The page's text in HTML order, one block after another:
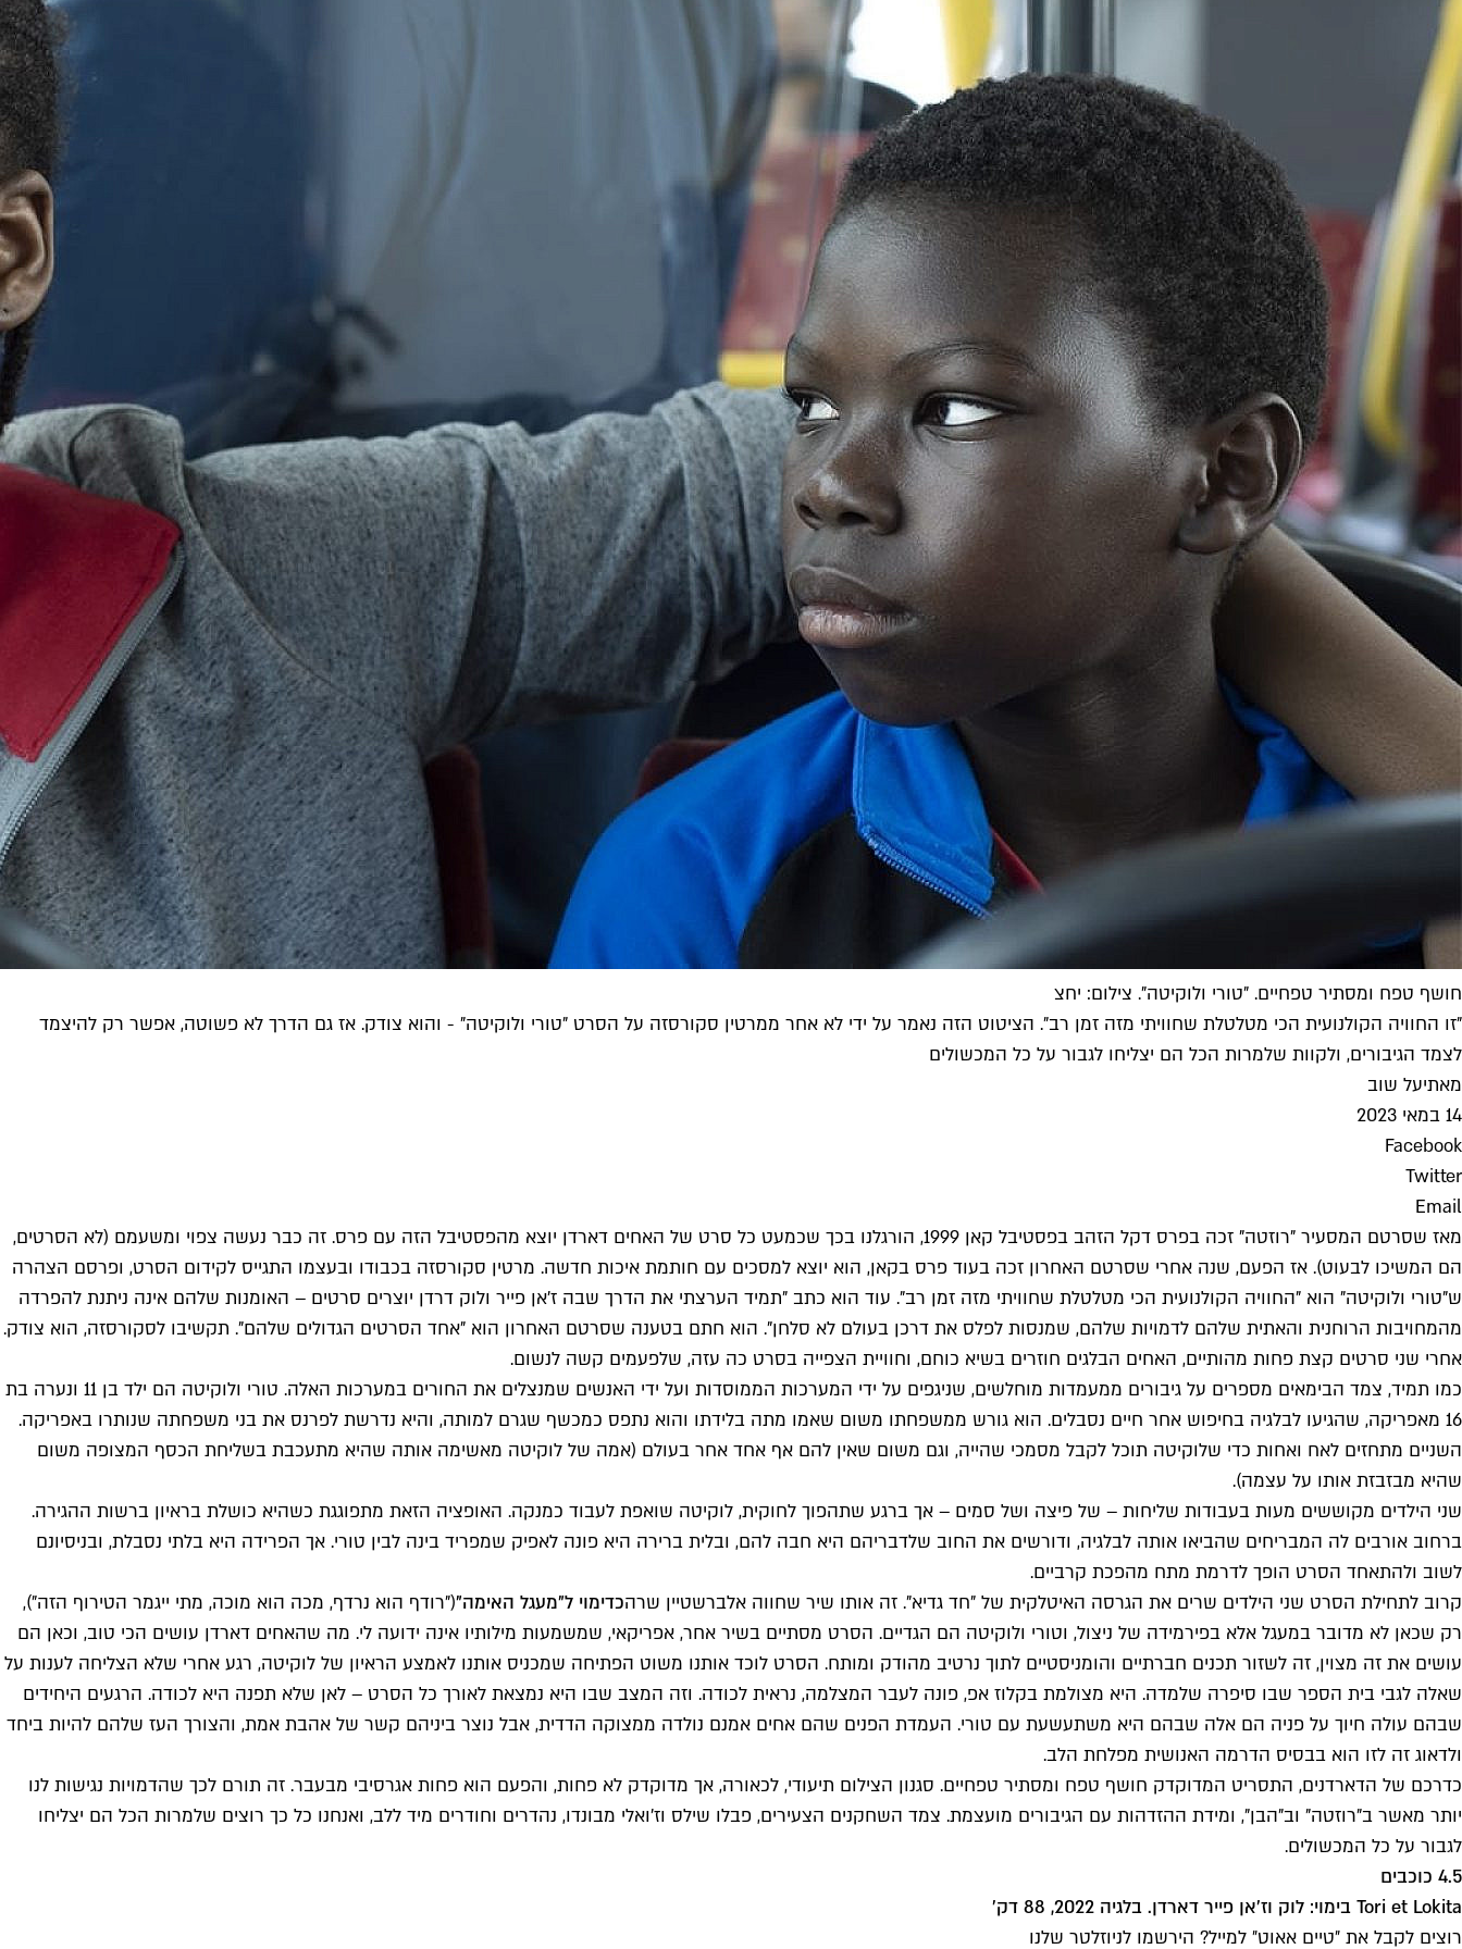
חושף טפח ומסתיר טפחיים. "טורי ולוקיטה". צילום: יחצ
"זו החוויה הקולנועית הכי מטלטלת שחוויתי מזה זמן רב". הציטוט הזה נאמר על ידי לא אחר ממרטין סקורסזה על הסרט "טורי ולוקיטה" - והוא צודק. אז גם הדרך לא פשוטה, אפשר רק להיצמד
לצמד הגיבורים, ולקוות שלמרות הכל הם יצליחו לגבור על כל המכשולים
מאתיעל שוב
14 במאי 2023
Facebook
Twitter
Email
מאז שסרטם המסעיר "רוזטה" זכה בפרס דקל הזהב בפסטיבל קאן 1999, הורגלנו בכך שכמעט כל סרט של האחים דארדן יוצא מהפסטיבל הזה עם פרס. זה כבר נעשה צפוי ומשעמם (לא הסרטים,
הם המשיכו לבעוט). אז הפעם, שנה אחרי שסרטם האחרון זכה בעוד פרס בקאן, הוא יוצא למסכים עם חותמת איכות חדשה. מרטין סקורסזה בכבודו ובעצמו התגייס לקידום הסרט, ופרסם הצהרה
ש"טורי ולוקיטה" הוא "החוויה הקולנועית הכי מטלטלת שחוויתי מזה זמן רב". עוד הוא כתב "תמיד הערצתי את הדרך שבה ז'אן פייר ולוק דרדן יוצרים סרטים – האומנות שלהם אינה ניתנת להפרדה
מהמחויבות הרוחנית והאתית שלהם לדמויות שלהם, שמנסות לפלס את דרכן בעולם לא סלחן". הוא חתם בטענה שסרטם האחרון הוא "אחד הסרטים הגדולים שלהם". תקשיבו לסקורסזה, הוא צודק.
אחרי שני סרטים קצת פחות מהותיים, האחים הבלגים חוזרים בשיא כוחם, וחוויית הצפייה בסרט כה עזה, שלפעמים קשה לנשום.
כמו תמיד, צמד הבימאים מספרים על גיבורים ממעמדות מוחלשים, שניגפים על ידי המערכות הממוסדות ועל ידי האנשים שמנצלים את החורים במערכות האלה. טורי ולוקיטה הם ילד בן 11 ונערה בת
16 מאפריקה, שהגיעו לבלגיה בחיפוש אחר חיים נסבלים. הוא גורש ממשפחתו משום שאמו מתה בלידתו והוא נתפס כמכשף שגרם למותה, והיא נדרשת לפרנס את בני משפחתה שנותרו באפריקה.
השניים מתחזים לאח ואחות כדי שלוקיטה תוכל לקבל מסמכי שהייה, וגם משום שאין להם אף אחד אחר בעולם (אמה של לוקיטה מאשימה אותה שהיא מתעכבת בשליחת הכסף המצופה משום
שהיא מבזבזת אותו על עצמה).
שני הילדים מקוששים מעות בעבודות שליחות – של פיצה ושל סמים – אך ברגע שתהפוך לחוקית, לוקיטה שואפת לעבוד כמנקה. האופציה הזאת מתפוגגת כשהיא כושלת בראיון ברשות ההגירה.
ברחוב אורבים לה המבריחים שהביאו אותה לבלגיה, ודורשים את החוב שלדבריהם היא חבה להם, ובלית ברירה היא פונה לאפיק שמפריד בינה לבין טורי. אך הפרידה היא בלתי נסבלת, ובניסיונם
לשוב ולהתאחד הסרט הופך לדרמת מתח מהפכת קרביים.
קרוב לתחילת הסרט שני הילדים שרים את הגרסה האיטלקית של "חד גדיא". זה אותו שיר שחווה אלברשטיין שרהכדימוי ל"מעגל האימה"("רודף הוא נרדף, מכה הוא מוכה, מתי ייגמר הטירוף הזה"),
רק שכאן לא מדובר במעגל אלא בפירמידה של ניצול, וטורי ולוקיטה הם הגדיים. הסרט מסתיים בשיר אחר, אפריקאי, שמשמעות מילותיו אינה ידועה לי. מה שהאחים דארדן עושים הכי טוב, וכאן הם
עושים את זה מצוין, זה לשזור תכנים חברתיים והומניסטיים לתוך נרטיב מהודק ומותח. הסרט לוכד אותנו משוט הפתיחה שמכניס אותנו לאמצע הראיון של לוקיטה, רגע אחרי שלא הצליחה לענות על
שאלה לגבי בית הספר שבו סיפרה שלמדה. היא מצולמת בקלוז אפ, פונה לעבר המצלמה, נראית לכודה. וזה המצב שבו היא נמצאת לאורך כל הסרט – לאן שלא תפנה היא לכודה. הרגעים היחידים
שבהם עולה חיוך על פניה הם אלה שבהם היא משתעשעת עם טורי. העמדת הפנים שהם אחים אמנם נולדה ממצוקה הדדית, אבל נוצר ביניהם קשר של אהבת אמת, והצורך העז שלהם להיות ביחד
ולדאוג זה לזו הוא בבסיס הדרמה האנושית מפלחת הלב.
כדרכם של הדארדנים, התסריט המדוקדק חושף טפח ומסתיר טפחיים. סגנון הצילום תיעודי, לכאורה, אך מדוקדק לא פחות, והפעם הוא פחות אגרסיבי מבעבר. זה תורם לכך שהדמויות נגישות לנו
יותר מאשר ב"רוזטה" וב"הבן", ומידת ההזדהות עם הגיבורים מועצמת. צמד השחקנים הצעירים, פבלו שילס וז'ואלי מבונדו, נהדרים וחודרים מיד ללב, ואנחנו כל כך רוצים שלמרות הכל הם יצליחו
לגבור על כל המכשולים.
4.5 כוכבים
Tori et Lokita בימוי: לוק וז'אן פייר דארדן. בלגיה 2022, 88 דק'
רוצים לקבל את ״טיים אאוט״ למייל? הירשמו לניוזלטר שלנו